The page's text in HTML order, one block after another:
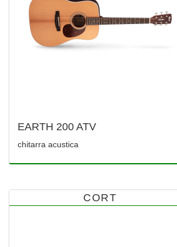
EARTH 200 ATV
chitarra acustica
CORT